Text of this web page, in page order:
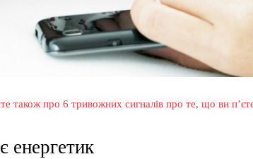
також про 6 тривожних сигналів про те, що ви
енергетик